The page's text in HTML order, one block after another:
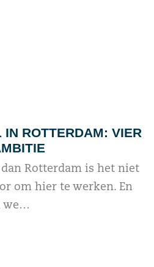
IN ROTTERDAM: VIER
Rotterdam is het niet
om hier te werken. En
we…